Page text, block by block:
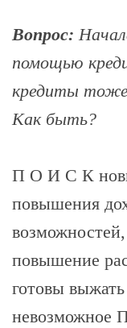
Вопрос:
помощью
кредиты
Как быть?
П О И С К
повышения
повышение
готовы
невозможное